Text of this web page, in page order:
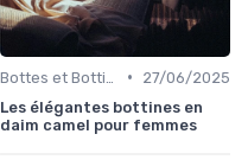
•
27/06/2025
Les élégantes bottines en
daim camel pour femmes